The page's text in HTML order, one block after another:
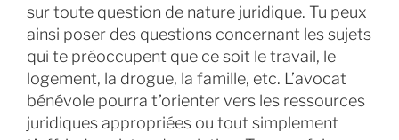
sur toute question de nature juridique. Tu peux
ainsi poser des questions concernant les sujets
qui te préoccupent que ce soit le travail, le
logement, la drogue, la famille, etc. L’avocat
bénévole pourra t’orienter vers les ressources
juridiques appropriées ou tout simplement